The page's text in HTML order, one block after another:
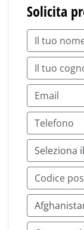
Solicita